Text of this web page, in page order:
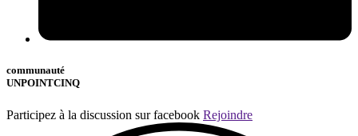
communauté
UNPOINTCINQ
Participez à la discussion sur facebook Rejoindre